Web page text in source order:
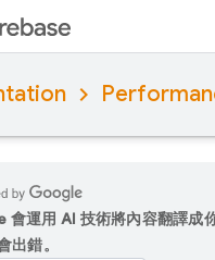
會運用 AI 技術將內容翻譯成
出錯。